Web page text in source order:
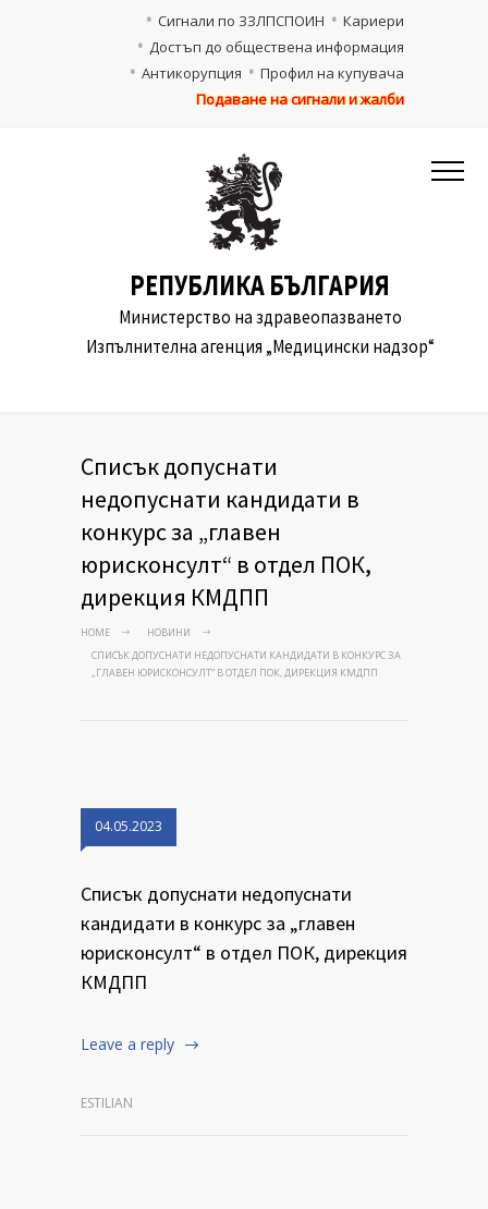
Кариери
Сигнали по ЗЗЛПСПОИН
Достъп до обществена информация
Профил на купувача
Антикорупция
Подаване на сигнали и жалби
РЕПУБЛИКА БЪЛГАРИЯ
Министерство на здравеопазването
Изпълнителна агенция „Медицински надзор“
Списък допуснати
недопуснати кандидати в
конкурс за „главен
юрисконсулт“ в отдел ПОК,
дирекция КМДПП
HOME
НОВИНИ
СПИСЪК ДОПУСНАТИ НЕДОПУСНАТИ КАНДИДАТИ В КОНКУРС ЗА
„ГЛАВЕН ЮРИСКОНСУЛТ“ В ОТДЕЛ ПОК, ДИРЕКЦИЯ КМДПП
04.05.2023
Списък допуснати недопуснати
кандидати в конкурс за „главен
юрисконсулт“ в отдел ПОК, дирекция
КМДПП
Leave a reply
ESTILIAN